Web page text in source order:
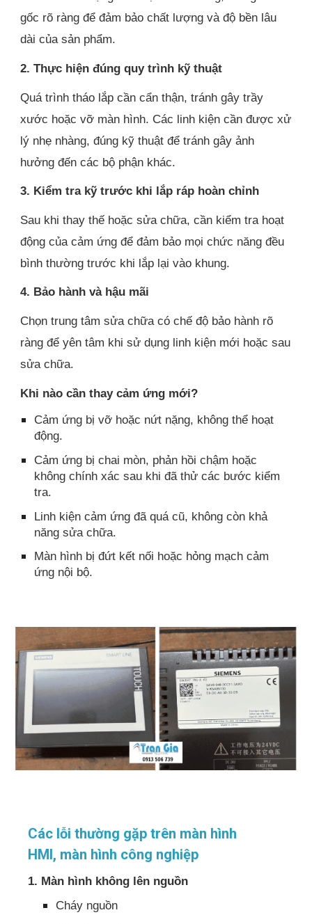
gốc rõ ràng để đảm bảo chất lượng và độ bền lâu
dài của sản phẩm.
2. Thực hiện đúng quy trình kỹ thuật
Quá trình tháo lắp cần cẩn thận, tránh gây trầy
xước hoặc vỡ màn hình. Các linh kiện cần được xử
lý nhẹ nhàng, đúng kỹ thuật để tránh gây ảnh
hưởng đến các bộ phận khác.
3. Kiểm tra kỹ trước khi lắp ráp hoàn chỉnh
Sau khi thay thế hoặc sửa chữa, cần kiểm tra hoạt
động của cảm ứng để đảm bảo mọi chức năng đều
bình thường trước khi lắp lại vào khung.
4. Bảo hành và hậu mãi
Chọn trung tâm sửa chữa có chế độ bảo hành rõ
ràng để yên tâm khi sử dụng linh kiện mới hoặc sau
sửa chữa.
Khi nào cần thay cảm ứng mới?
Cảm ứng bị vỡ hoặc nứt nặng, không thể hoạt
động.
Cảm ứng bị chai mòn, phản hồi chậm hoặc
không chính xác sau khi đã thử các bước kiểm
tra.
Linh kiện cảm ứng đã quá cũ, không còn khả
năng sửa chữa.
Màn hình bị đứt kết nối hoặc hỏng mạch cảm
ứng nội bộ.
Các lỗi thường gặp trên màn hình
HMI, màn hình công nghiệp
1. Màn hình không lên nguồn
Cháy nguồn